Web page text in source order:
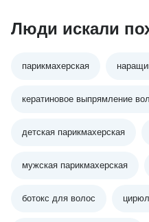
Люди искали
парикмахерская
кератиновое выпрямление
детская парикмахерская
мужская парикмахерская
ботокс для волос